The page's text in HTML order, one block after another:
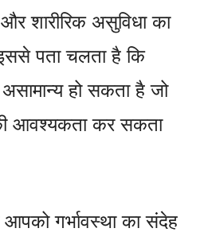
शारीरिक असुविधा का
पता चलता है कि
हो सकता है जो
आवश्यकता कर सकता
गर्भावस्था का संदेह